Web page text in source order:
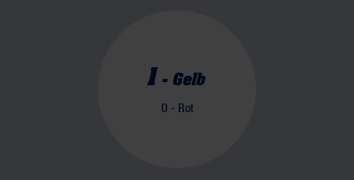
1 - Gelb
0 - Rot